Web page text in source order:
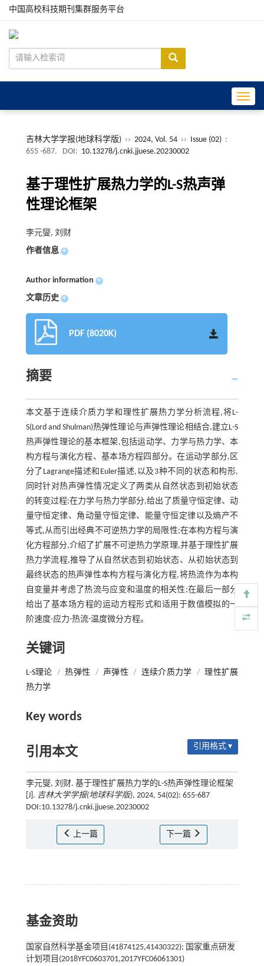
中国高校科技期刊集群服务平台
吉林大学学报(地球科学版) ›› 2024, Vol. 54 ›› Issue (02) :
655 -687.
DOI: 10.13278/j.cnki.jjuese.20230002
基于理性扩展热力学的L-S热声弹
性理论框架
李元燮, 刘财
作者信息 +
Author information +
文章历史 +
PDF (8020K)
摘要
本文基于连续介质力学和理性扩展热力学分析流程,将L-
S(Lord and Shulman)热弹性理论与声弹性理论相结合,建立L-S
热声弹性理论的基本框架,包括运动学、力学与热力学、本
构方程与演化方程、基本场方程四部分。在运动学部分,区
分了Lagrange描述和Euler描述,以及3种不同的状态和构形,
同时针对热声弹性情况定义了两类从自然状态到初始状态
的转变过程;在力学与热力学部分,给出了质量守恒定律、动
量守恒定律、角动量守恒定律、能量守恒定律以及熵产不
等式,从而引出经典不可逆热力学的局限性;在本构方程与演
化方程部分,介绍了扩展不可逆热力学原理,并基于理性扩展
热力学流程,推导了从自然状态到初始状态、从初始状态到
最终状态的热声弹性本构方程与演化方程,将热流作为本构
自变量并考虑了热流与应变和温度的相关性;在最后一部分
给出了基本场方程的运动方程形式和适用于数值模拟的一
阶速度-应力-热流-温度微分方程。
关键词
L-S理论 / 热弹性 / 声弹性 / 连续介质力学 / 理性扩展
热力学
Key words
引用本文 引用格式 ▾
李元燮, 刘财. 基于理性扩展热力学的L-S热声弹性理论框架
[J]. 吉林大学学报(地球科学版), 2024, 54(02): 655-687
DOI:10.13278/j.cnki.jjuese.20230002
上一篇 下一篇
基金资助
国家自然科学基金项目(41874125,41430322); 国家重点研发
计划项目(2018YFC0603701,2017YFC06061301)